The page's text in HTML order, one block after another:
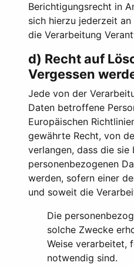
Berichtigungsrecht in
sich hierzu jederzeit
die Verarbeitung
d) Recht auf
Vergessen
Jede von der
Daten betroffene
Europäischen
gewährte Recht, von
verlangen, dass die sie
personenbezogenen
werden, sofern einer
und soweit die
Die
solche Zwecke
Weise verarbeitet,
notwendig sind.